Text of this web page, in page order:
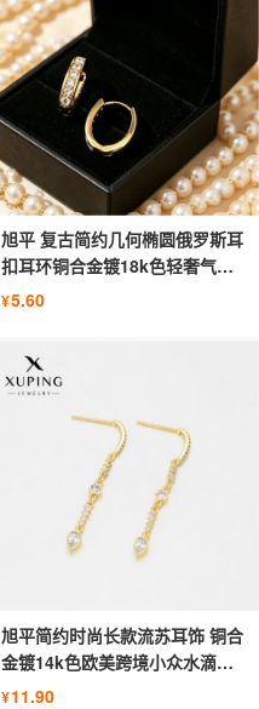
旭平 复古简约几何椭圆俄罗斯耳
扣耳环铜合金镀18k色轻奢气质
耳饰
¥5.60
旭平简约时尚长款流苏耳饰 铜合
金镀14k色欧美跨境小众水滴形
耳环
¥11.90